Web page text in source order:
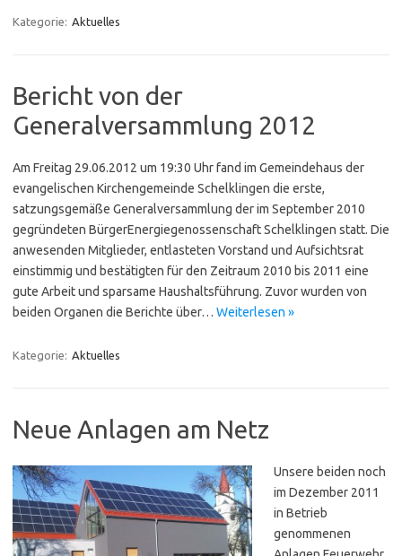
Kategorie: Aktuelles
Bericht von der
Generalversammlung 2012
Am Freitag 29.06.2012 um 19:30 Uhr fand im Gemeindehaus der
evangelischen Kirchengemeinde Schelklingen die erste,
satzungsgemäße Generalversammlung der im September 2010
gegründeten BürgerEnergiegenossenschaft Schelklingen statt. Die
anwesenden Mitglieder, entlasteten Vorstand und Aufsichtsrat
einstimmig und bestätigten für den Zeitraum 2010 bis 2011 eine
gute Arbeit und sparsame Haushaltsführung. Zuvor wurden von
beiden Organen die Berichte über… Weiterlesen »
Kategorie: Aktuelles
Neue Anlagen am Netz
Unsere beiden noch
im Dezember 2011
in Betrieb
genommenen